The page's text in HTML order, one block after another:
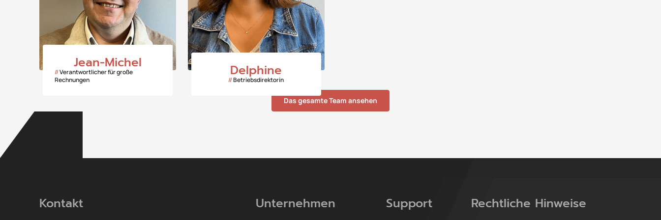
Jean-Michel
//Verantwortlicher für große
Rechnungen
Delphine
//Betriebsdirektorin
Das gesamte Team ansehen
Kontakt Unternehmen Support Rechtliche Hinweise